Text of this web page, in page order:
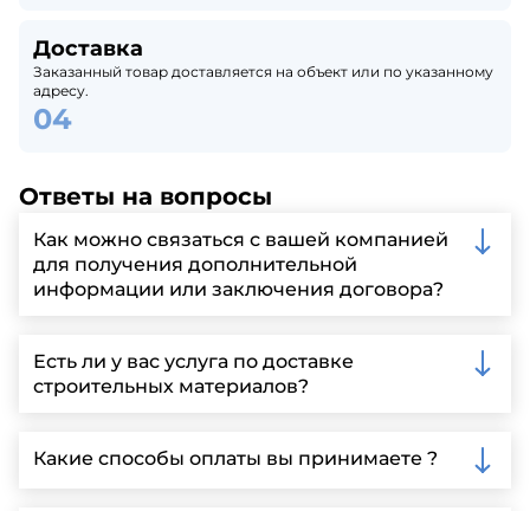
Доставка
Заказанный товар доставляется на объект или по указанному
адресу.
Ответы на вопросы
Как можно связаться с вашей компанией
для получения дополнительной
информации или заключения договора?
запрос через нашу официальную почту или
заполнить форму на нашем сайте для более
детальной информации и организации встречи.
Есть ли у вас услуга по доставке
строительных материалов?
Ленинградской области, у нас собственный
автопарк, для обеспечения быстрой и надежной
Какие способы оплаты вы принимаете ?